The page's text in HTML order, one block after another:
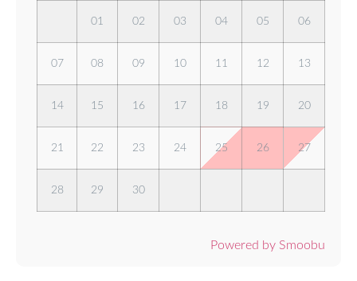
01 02 03 04 05 06
07 08 09 10 11 12 13
14 15 16 17 18 19 20
21 22 23 24 25 26 27
28 29 30
Powered by Smoobu